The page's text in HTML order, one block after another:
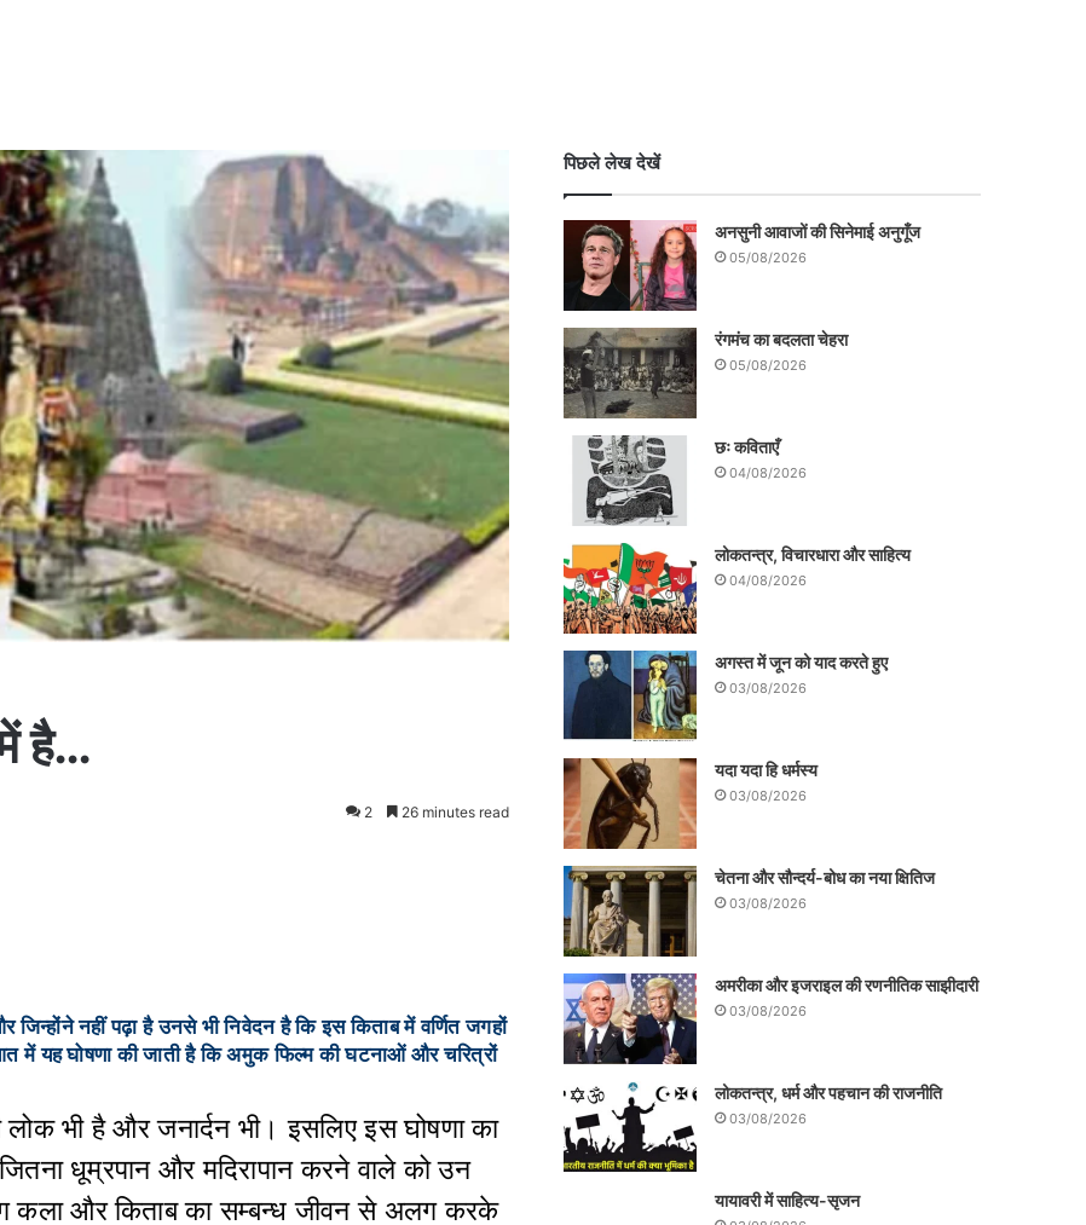
है…
2 26 minutes read
नहीं पढ़ा है उनसे भी निवेदन है कि इस किताब में वर्णित जगहों
में यह घोषणा की जाती है कि अमुक फिल्म की घटनाओं और चरित्रों
भी है और जनार्दन भी। इसलिए इस घोषणा का
धूम्रपान और मदिरापान करने वाले को उन
कला और किताब का सम्बन्ध जीवन से अलग करके
पिछले लेख देखें
अनसुनी आवाजों की सिनेमाई अनुगूँज
05/08/2026
रंगमंच का बदलता चेहरा
05/08/2026
छः कविताएँ
04/08/2026
लोकतन्त्र, विचारधारा और साहित्य
04/08/2026
अगस्त में जून को याद करते हुए
03/08/2026
यदा यदा हि धर्मस्य
03/08/2026
चेतना और सौन्दर्य-बोध का नया क्षितिज
03/08/2026
अमरीका और इजराइल की रणनीतिक साझीदारी
03/08/2026
लोकतन्त्र, धर्म और पहचान की राजनीति
03/08/2026
यायावरी में साहित्य-सृजन